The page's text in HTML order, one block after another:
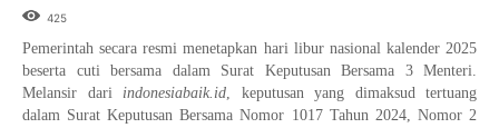
425
Pemerintah secara resmi menetapkan hari libur nasional kalender 2025
beserta cuti bersama dalam Surat Keputusan Bersama 3 Menteri.
Melansir dari indonesiabaik.id, keputusan yang dimaksud tertuang
dalam Surat Keputusan Bersama Nomor 1017 Tahun 2024, Nomor 2